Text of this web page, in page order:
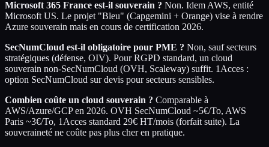
Microsoft 365 France est-il souverain ? Non. Idem AWS, entité
Microsoft US. Le projet "Bleu" (Capgemini + Orange) vise à rendre
Azure souverain mais en cours de certification 2026.
SecNumCloud est-il obligatoire pour PME ? Non, sauf secteurs
stratégiques (défense, OIV). Pour RGPD standard, un cloud
souverain non-SecNumCloud (OVH, Scaleway) suffit. 1Acces :
option SecNumCloud sur devis pour secteurs sensibles.
Combien coûte un cloud souverain ? Comparable à
AWS/Azure/GCP en 2026. OVH SecNumCloud ~5€/To, AWS
Paris ~3€/To, 1Acces standard 29€ HT/mois (forfait suite). La
souveraineté ne coûte pas plus cher en pratique.